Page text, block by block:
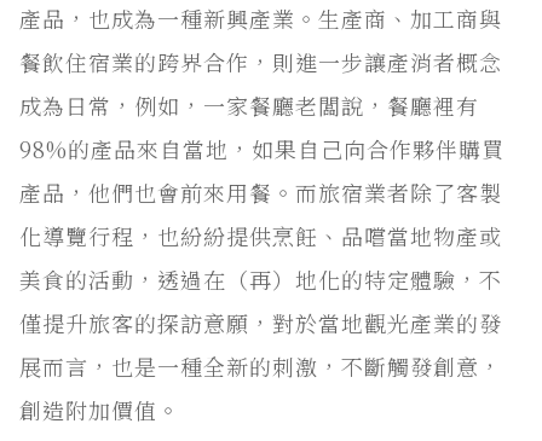
產品，也成為一種新興產業。生產商、加工商與
餐飲住宿業的跨界合作，則進一步讓產消者概念
成為日常，例如，一家餐廳老闆說，餐廳裡有
98%的產品來自當地，如果自己向合作夥伴購買
產品，他們也會前來用餐。而旅宿業者除了客製
化導覽行程，也紛紛提供烹飪、品嚐當地物產或
美食的活動，透過在（再）地化的特定體驗，不
僅提升旅客的探訪意願，對於當地觀光產業的發
展而言，也是一種全新的刺激，不斷觸發創意，
創造附加價值。